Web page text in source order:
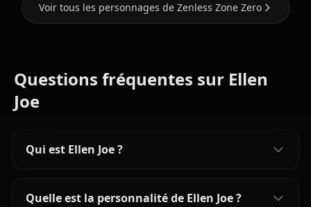
Voir tous les personnages de Zenless Zone Zero
Questions fréquentes sur Ellen
Joe
Qui est Ellen Joe ?
Quelle est la personnalité de Ellen Joe ?